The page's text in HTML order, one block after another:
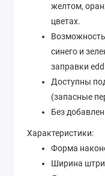
желтом,
цветах.
синего и
заправки
Доступны
(запасные
Без
Характеристики:
Форма
Ширина